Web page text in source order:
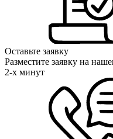
Оставьте заявку
Разместите заявку на
2-х минут